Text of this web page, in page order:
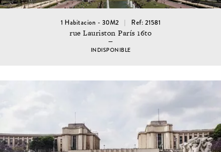
1 Habitacion - 30M2 Ref: 21581
rue Lauriston París 16to
INDISPONIBLE